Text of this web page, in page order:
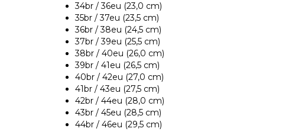
34br / 36eu (23,0 cm)
35br / 37eu (23,5 cm)
36br / 38eu (24,5 cm)
37br / 39eu (25,5 cm)
38br / 40eu (26,0 cm)
39br / 41eu (26,5 cm)
40br / 42eu (27,0 cm)
41br / 43eu (27,5 cm)
42br / 44eu (28,0 cm)
43br / 45eu (28,5 cm)
44br / 46eu (29,5 cm)